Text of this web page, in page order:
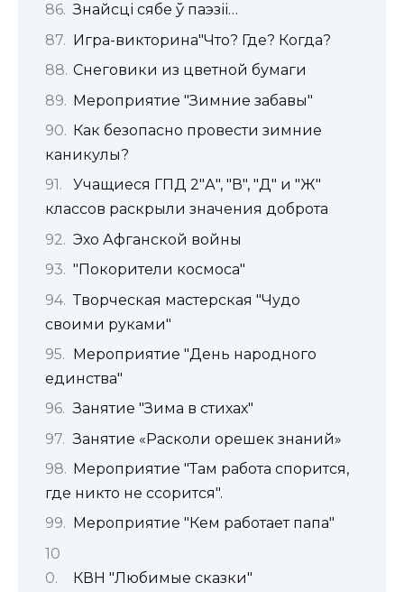
Знайсці сябе ў паэзіі…
Игра-викторина"Что? Где? Когда?
Cнеговики из цветной бумаги
Мероприятие "Зимние забавы"
Как безопасно провести зимние
каникулы?
Учащиеся ГПД 2"А", "В", "Д" и "Ж"
классов раскрыли значения доброта
Эхо Афганской войны
"Покорители космоса"
Творческая мастерская "Чудо
своими руками"
Мероприятие "День народного
единства"
Занятие "Зима в стихах"
Занятие «Расколи орешек знаний»
Мероприятие "Там работа спорится,
где никто не ссорится".
Мероприятие "Кем работает папа"
КВН "Любимые сказки"